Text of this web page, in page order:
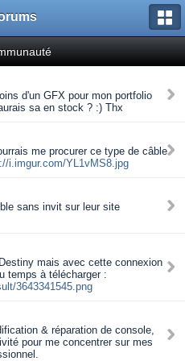
d'un GFX pour mon portfolio
sa en stock ? :) Thx
me procurer ce type de câble
i.imgur.com/YL1vMS8.jpg
sans invit sur leur site
mais avec cette connexion
temps à télécharger :
3643341545.png
& réparation de console,
pour me concentrer sur mes